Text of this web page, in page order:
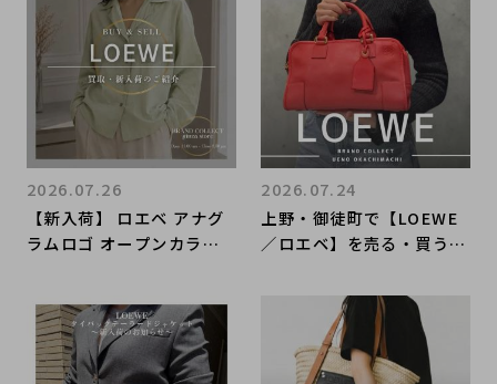
【新入荷】 ロエベ アナグ
ラムロゴ オープンカラー
2026.07.26
上野・御徒町で【LOEWE
／ロエベ】を売る・買うな
徒町店｜アマソナ28／Am
azona 28入荷｜Buy & S
ell Luxury in Ueno Tok
yo｜Tax-Free Availabl
2026.07.24